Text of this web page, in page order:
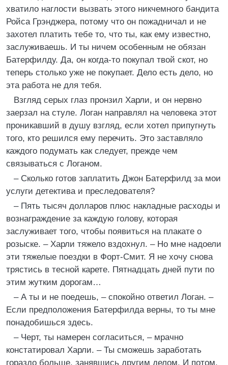
хватило наглости вызвать этого никчемного бандита
Ройса Грэнджера, потому что он пожадничал и не
захотел платить тебе то, что ты, как ему известно,
заслуживаешь. И ты ничем особенным не обязан
Батерфилду. Да, он когда-то покупал твой скот, но
теперь столько уже не покупает. Дело есть дело, но
эта работа не для тебя.
Взгляд серых глаз пронзил Харли, и он нервно
заерзал на стуле. Логан направлял на человека этот
проникавший в душу взгляд, если хотел припугнуть
того, кто решился ему перечить. Это заставляло
каждого подумать как следует, прежде чем
связываться с Логаном.
– Сколько готов заплатить Джон Батерфилд за мои
услуги детектива и преследователя?
– Пять тысяч долларов плюс накладные расходы и
вознаграждение за каждую голову, которая
заслуживает того, чтобы появиться на плакате о
розыске. – Харли тяжело вздохнул. – Но мне надоели
эти тяжелые поездки в Форт-Смит. Я не хочу снова
трястись в тесной карете. Пятнадцать дней пути по
этим жутким дорогам…
– А ты и не поедешь, – спокойно ответил Логан. –
Если предположения Батерфилда верны, то ты мне
понадобишься здесь.
– Черт, ты намерен согласиться, – мрачно
констатировал Харли. – Ты сможешь заработать
гораздо больше, занявшись другим делом. И потом,